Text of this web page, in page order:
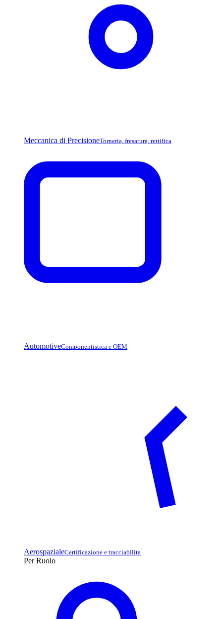
Meccanica di PrecisioneTorneria, fresatura, rettifica
AutomotiveComponentistica e OEM
AerospazialeCertificazione e tracciabilita
Per Ruolo